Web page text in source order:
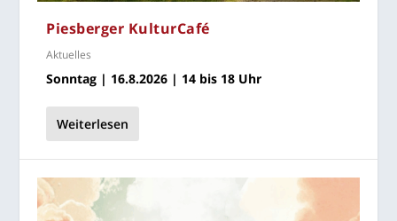
Pies­ber­ger KulturCafé
Aktuelles
Sonn­tag | 16.8.2026 | 14 bis 18 Uhr
Weiterlesen